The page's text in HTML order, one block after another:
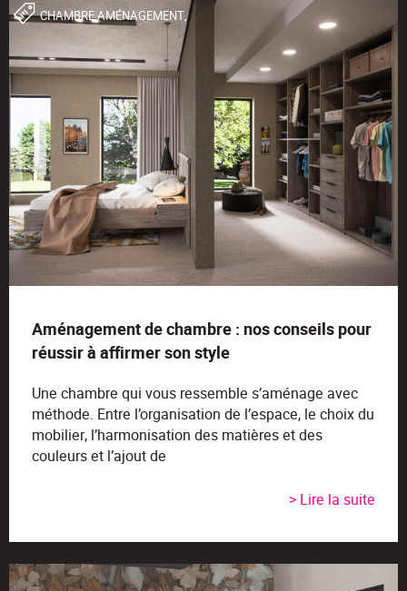
CHAMBRE,AMÉNAGEMENT,
Aménagement de chambre : nos conseils pour
réussir à affirmer son style
Une chambre qui vous ressemble s’aménage avec
méthode. Entre l’organisation de l’espace, le choix du
mobilier, l’harmonisation des matières et des
couleurs et l’ajout de
> Lire la suite